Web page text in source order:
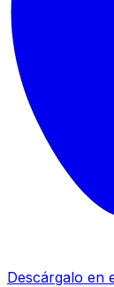
Descárgalo en